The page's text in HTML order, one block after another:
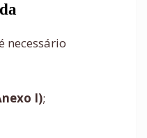
necessário
I);